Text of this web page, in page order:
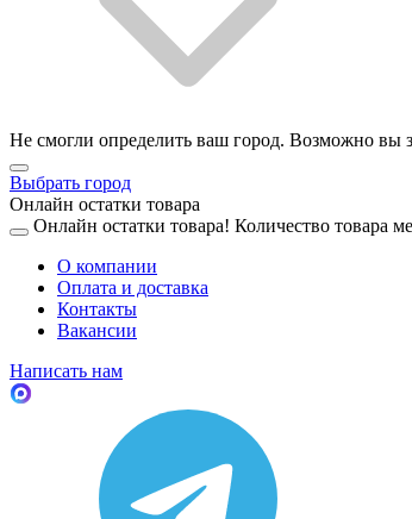
Не смогли определить ваш город. Возможно вы
Выбрать город
Онлайн остатки товара
Онлайн остатки товара! Количество товара
О компании
Оплата и доставка
Контакты
Вакансии
Написать нам